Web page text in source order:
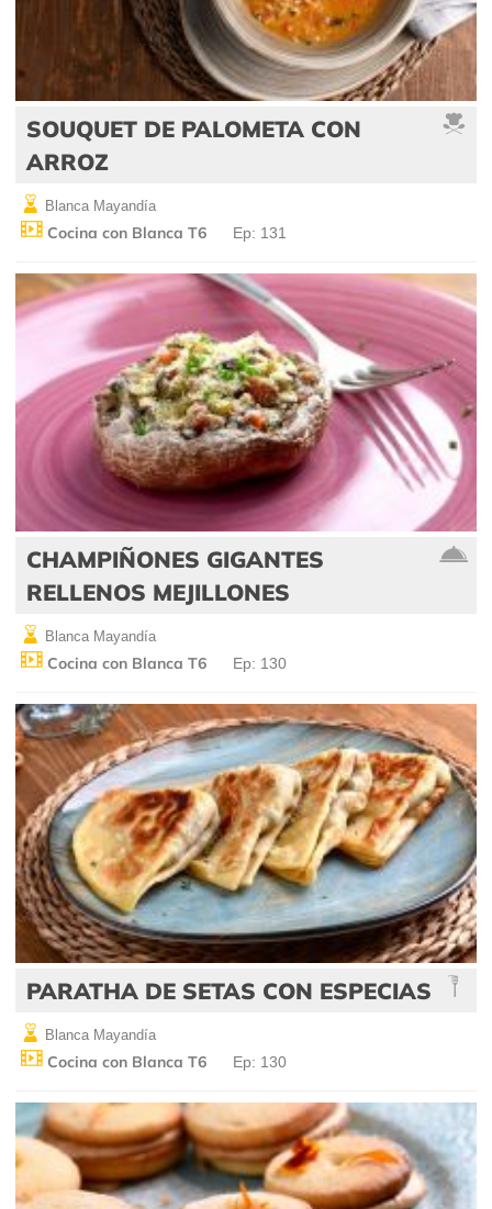
SOUQUET DE PALOMETA CON
ARROZ
Blanca Mayandía
Cocina con Blanca T6 Ep: 131
CHAMPIÑONES GIGANTES
RELLENOS MEJILLONES
Blanca Mayandía
Cocina con Blanca T6 Ep: 130
PARATHA DE SETAS CON ESPECIAS
Blanca Mayandía
Cocina con Blanca T6 Ep: 130